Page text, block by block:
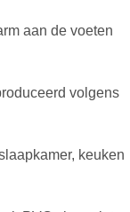
aan de voeten
volgens
keuken